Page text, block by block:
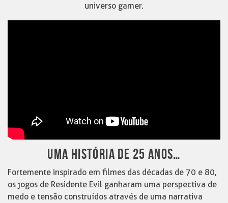
universo gamer.
UMA HISTÓRIA DE 25 ANOS…
Fortemente inspirado em filmes das décadas de 70 e 80,
os jogos de Residente Evil ganharam uma perspectiva de
medo e tensão construídos através de uma narrativa